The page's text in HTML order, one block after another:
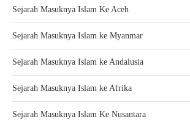
Sejarah Masuknya Islam Ke Aceh
Sejarah Masuknya Islam ke Myanmar
Sejarah Masuknya Islam ke Andalusia
Sejarah Masuknya Islam ke Afrika
Sejarah Masuknya Islam Ke Nusantara